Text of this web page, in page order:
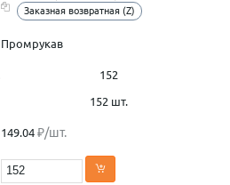
Заказная возвратная (Z)
Промрукав
152
152 шт.
149.04 ₽/шт.